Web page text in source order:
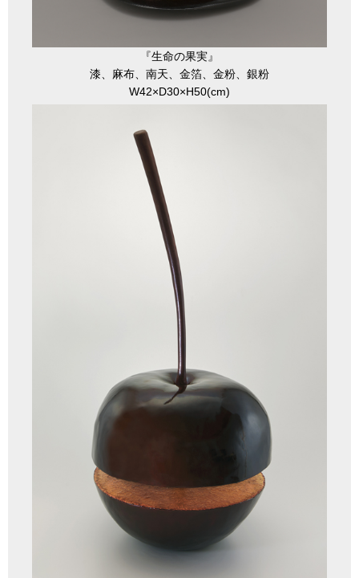
『生命の果実』
漆、麻布、南天、金箔、金粉、銀粉
W42×D30×H50(cm)